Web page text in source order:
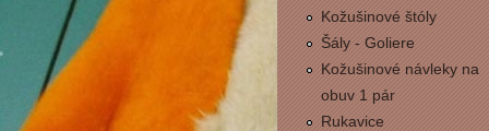
Kožušinové štóly
Šály - Goliere
Kožušinové návleky na
obuv 1 pár
Rukavice